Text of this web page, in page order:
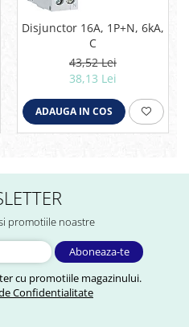
Disjunctor 16A, 1P+N, 6kA,
C
43,52 Lei
38,13 Lei
ADAUGA IN COS
promotiile noastre
cu promotiile magazinului.
Confidentialitate